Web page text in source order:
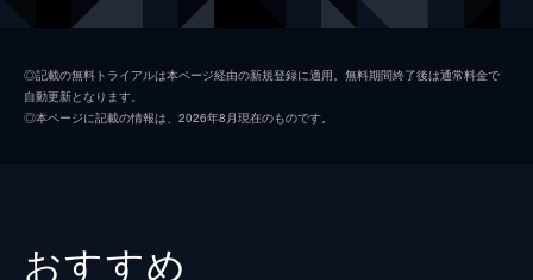
西川瀬里奈
◎記載の無料トライアルは本ページ経由の新規登録に適用。無料期間終了後は通常料金で
自動更新となります。
◎本ページに記載の情報は、2026年8月現在のものです。
おすすめ